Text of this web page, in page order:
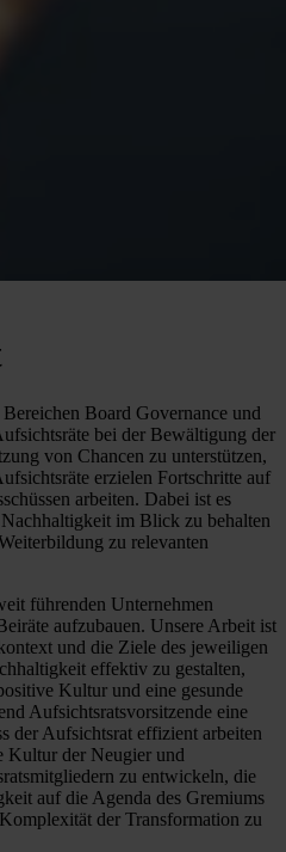
Board Governance und
bei der Bewältigung der
von Chancen zu unterstützen,
erzielen Fortschritte auf
arbeiten. Dabei ist es
im Blick zu behalten
zu relevanten
führenden Unternehmen
aufzubauen. Unsere Arbeit ist
und die Ziele des jeweiligen
effektiv zu gestalten,
Kultur und eine gesunde
Aufsichtsratsvorsitzende eine
der Aufsichtsrat effizient arbeiten
Kultur der Neugier und
zu entwickeln, die
auf die Agenda des Gremiums
der Transformation zu